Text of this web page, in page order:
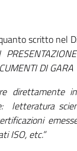
scritto nel
DI GARA
direttamente
letteratura
ISO, etc.”